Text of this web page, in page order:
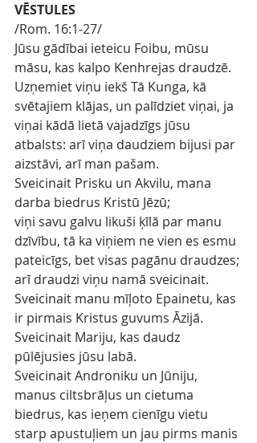
VĒSTULES
/Rom. 16:1-27/
Jūsu gādībai ieteicu Foibu, mūsu
māsu, kas kalpo Kenhrejas draudzē.
Uzņemiet viņu iekš Tā Kunga, kā
svētajiem klājas, un palīdziet viņai, ja
viņai kādā lietā vajadzīgs jūsu
atbalsts: arī viņa daudziem bijusi par
aizstāvi, arī man pašam.
Sveicinait Prisku un Akvilu, mana
darba biedrus Kristū Jēzū;
viņi savu galvu likuši ķīlā par manu
dzīvību, tā ka viņiem ne vien es esmu
pateicīgs, bet visas pagānu draudzes;
arī draudzi viņu namā sveicinait.
Sveicinait manu mīļoto Epainetu, kas
ir pirmais Kristus guvums Āzijā.
Sveicinait Mariju, kas daudz
pūlējusies jūsu labā.
Sveicinait Androniku un Jūniju,
manus ciltsbrāļus un cietuma
biedrus, kas ieņem cienīgu vietu
starp apustuļiem un jau pirms manis